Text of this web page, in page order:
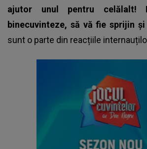
ajutor unul pentru celălalt!
binecuvinteze, să vă fie sprijin
sunt o parte din reacțiile